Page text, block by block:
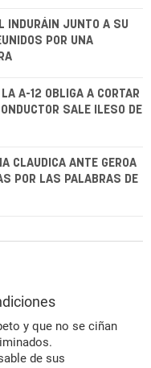
INDURÁIN JUNTO A SU
POR UNA
A-12 OBLIGA A CORTAR
SALE ILESO DE
CLAUDICA ANTE GEROA
POR LAS PALABRAS DE
y que no se ciñan
de sus